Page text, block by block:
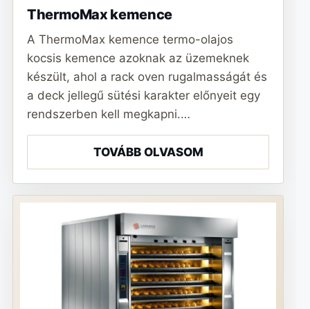
ThermoMax kemence
A ThermoMax kemence termo-olajos
kocsis kemence azoknak az üzemeknek
készült, ahol a rack oven rugalmasságát és
a deck jellegű sütési karakter előnyeit egy
rendszerben kell megkapni.…
TOVÁBB OLVASOM